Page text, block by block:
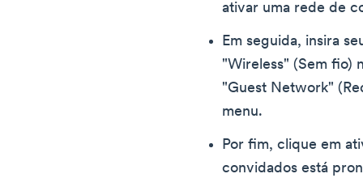
ativar uma rede de
Em seguida, insira
"Wireless" (Sem fio)
"Guest Network"
menu.
Por fim, clique em
convidados está